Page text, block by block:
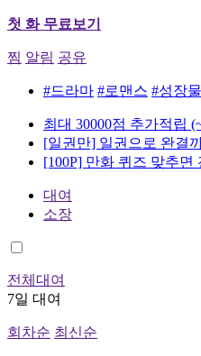
첫 화 무료보기
찜 알림 공유
#드라마 #로맨스 #성장물
최대 30000점 추가적립
[일권만] 일권으로 완결
[100P] 만화 퀴즈 맞추면
대여
소장
전체대여
7일 대여
회차순 최신순